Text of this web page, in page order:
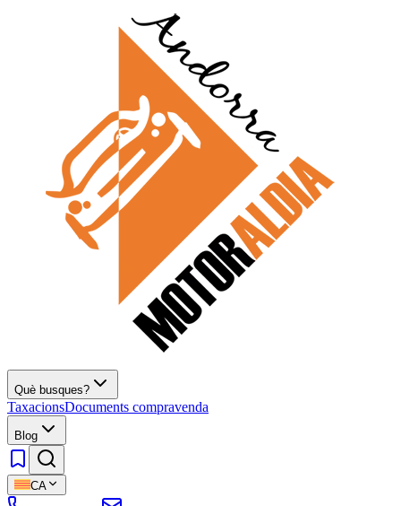
Què busques?
TaxacionsDocuments compravenda
Blog
CA